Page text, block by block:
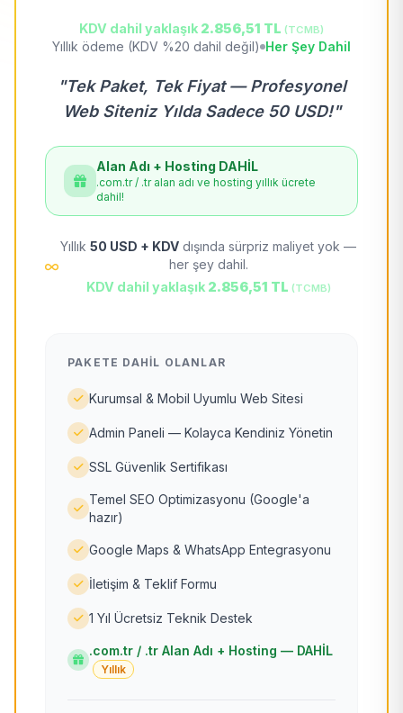
KDV dahil yaklaşık 2.856,51 TL (TCMB)
Yıllık ödeme (KDV %20 dahil değil) Her Şey Dahil
"Tek Paket, Tek Fiyat — Profesyonel
Web Siteniz Yılda Sadece 50 USD!"
Alan Adı + Hosting DAHİL
.com.tr / .tr alan adı ve hosting yıllık ücrete
dahil!
Yıllık 50 USD + KDV dışında sürpriz maliyet yok —
her şey dahil.
KDV dahil yaklaşık 2.856,51 TL (TCMB)
PAKETE DAHIL OLANLAR
Kurumsal & Mobil Uyumlu Web Sitesi
Admin Paneli — Kolayca Kendiniz Yönetin
SSL Güvenlik Sertifikası
Temel SEO Optimizasyonu (Google'a
hazır)
Google Maps & WhatsApp Entegrasyonu
İletişim & Teklif Formu
1 Yıl Ücretsiz Teknik Destek
.com.tr / .tr Alan Adı + Hosting — DAHİL
Yıllık